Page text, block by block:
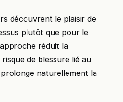
découvrent le plaisir de
plutôt que pour le
réduit la
de blessure lié au
naturellement la